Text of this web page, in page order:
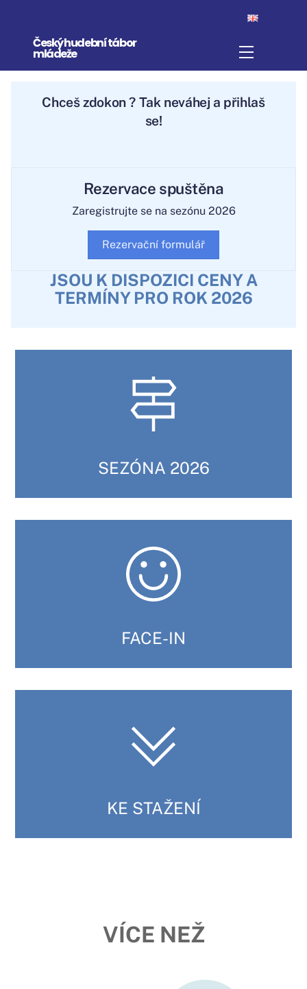
contentČeský hudební tábor
mládeže Menu
Chcešzdokonal ? Tak neváhej a přihlaš
se!
Rezervace spuštěna
Zaregistrujte se na sezónu 2026
Rezervační formulář
JSOU K DISPOZICI CENY A
TERMÍNY PRO ROK 2026
SEZÓNA 2026
FACE-IN
KE STAŽENÍ
VÍCE NEŽ